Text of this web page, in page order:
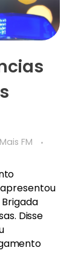
FM
Disse